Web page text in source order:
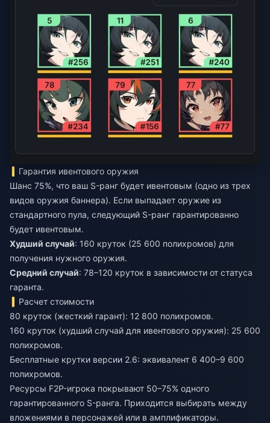
Гарантия ивентового оружия
Шанс 75%, что ваш S-ранг будет ивентовым (одно из трех
видов оружия баннера). Если выпадает оружие из
стандартного пула, следующий S-ранг гарантированно
будет ивентовым.
Худший случай: 160 круток (25 600 полихромов) для
Средний случай: 78–120 круток в зависимости от статуса
гаранта.
Расчет стоимости
80 круток (жесткий гарант): 12 800 полихромов.
160 круток (худший случай для ивентового оружия): 25 600
полихромов.
Бесплатные крутки версии 2.6: эквивалент 6 400–9 600
полихромов.
Ресурсы F2P-игрока покрывают 50–75% одного
гарантированного S-ранга. Приходится выбирать между
вложениями в персонажей или в амплификаторы.